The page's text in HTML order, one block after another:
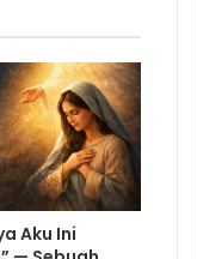
Aku Ini